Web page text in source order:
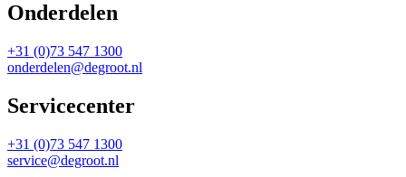
Onderdelen
+31 (0)73 547 1300
onderdelen@degroot.nl
Servicecenter
+31 (0)73 547 1300
service@degroot.nl